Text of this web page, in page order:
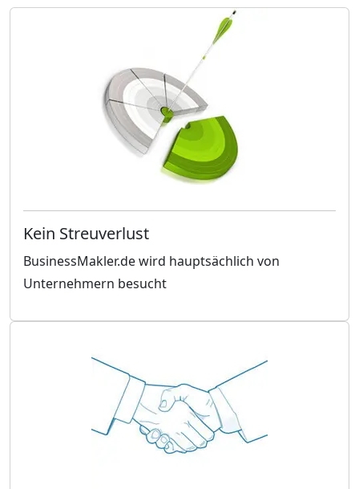
Kein Streuverlust
BusinessMakler.de wird hauptsächlich von
Unternehmern besucht